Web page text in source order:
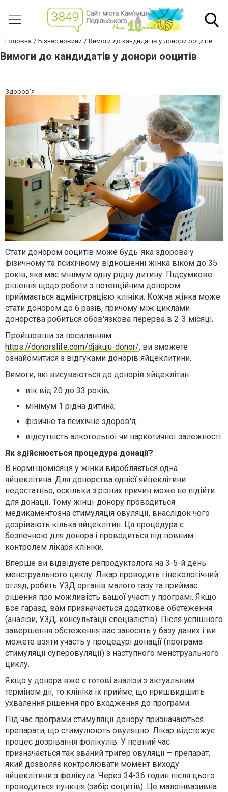
Головна Бізнес новини Вимоги до кандидатів у донори ооцитів
Вимоги до кандидатів у донори ооцитів
Здоров'я
Стати донором ооцитів може будь-яка здорова у
фізичному та психічному відношенні жінка віком до 35
років, яка має мінімум одну рідну дитину. Підсумкове
рішення щодо роботи з потенційним донором
приймається адміністрацією клініки. Кожна жінка може
стати донором до 6 разів, причому між циклами
донорства робиться обов'язкова перерва в 2-3 місяці.
Пройшовши за посиланням
https://donorslife.com/djakuju-donor/, ви зможете
ознайомитися з відгуками донорів яйцеклитини.
Вимоги, які висуваються до донорів яйцеклітин:
вік від 20 до 33 років;
мінімум 1 рідна дитина;
фізичне та психічне здоров'я;
відсутність алкогольної чи наркотичної залежності.
Як здійснюється процедура донації?
В нормі щомісяця у жінки виробляється одна
яйцеклітина. Для донорства однієї яйцеклітини
недостатньо, оскільки з різних причин може не підійти
для донації. Тому жінці-донору проводиться
медикаментозна стимуляція овуляції, внаслідок чого
дозрівають кілька яйцеклітин. Ця процедура є
безпечною для донора і проводиться під повним
контролем лікаря клініки.
Вперше ви відвідуєте репродуктолога на 3-5-й день
менструального циклу. Лікар проводить гінекологічний
огляд, робить УЗД органів малого тазу та приймає
рішення про можливість вашої участі у програмі. Якщо
все гаразд, вам призначається додаткове обстеження
(аналізи, УЗД, консультації спеціалістів). Після успішного
завершення обстеження вас заносять у базу даних і ви
можете взяти участь у процедурі донації (програма
стимуляції суперовуляції) з наступного менструального
циклу.
Якщо у донора вже є готові аналізи з актуальним
терміном дії, то клініка їх прийме, що пришвидшить
ухвалення рішення про входження до програми.
Під час програми стимуляції донору призначаються
препарати, що стимулюють овуляцію. Лікар відстежує
процес дозрівання фолікулів. У певний час
призначається так званий тригер овуляції – препарат,
який дозволяє контролювати момент виходу
яйцеклітини з фолікула. Через 34-36 годин після цього
проводиться пункція (забір ооцитів). Це малоінвазивна